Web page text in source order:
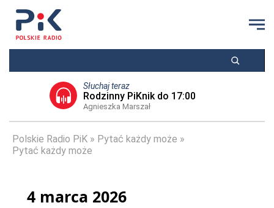
Słuchaj teraz
Rodzinny PiKnik do 17:00
Agnieszka Marszał
Polskie Radio PiK
Pytać każdy może
Pytać każdy może
4 marca 2026